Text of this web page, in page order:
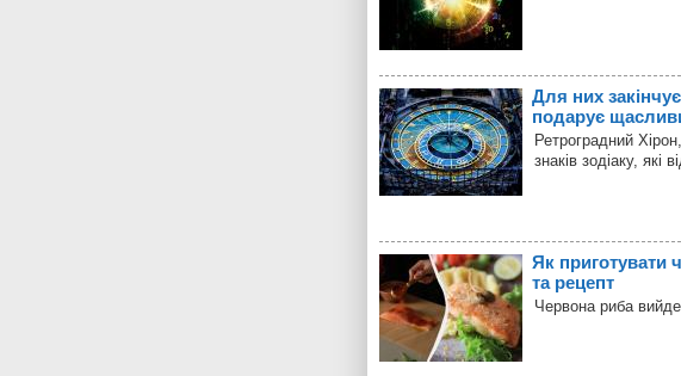
Для них
подарує
Ретроградний
знаків зодіаку, які
Як приготувати
та рецепт
Червона риба